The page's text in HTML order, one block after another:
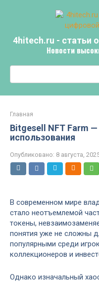
4hitech.ru - статьи
Новости
Главная
Bitgesell NFT Farm
использования
Опубликовано: 8 августа,
В современном мире
стало неотъемлемой
токены,
понятия уже не сложны
популярными среди
коллекционеров и
Однако изначальный